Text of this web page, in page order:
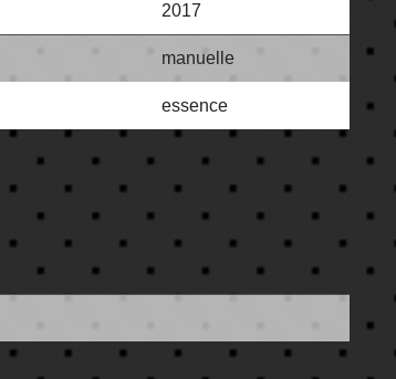
2017
manuelle
essence